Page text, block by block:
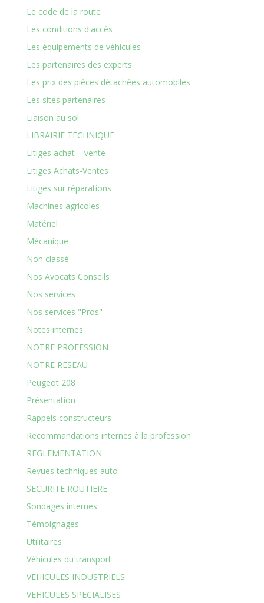
Le code de la route
Les conditions d'accès
Les équipements de véhicules
Les partenaires des experts
Les prix des pièces détachées automobiles
Les sites partenaires
Liaison au sol
LIBRAIRIE TECHNIQUE
Litiges achat – vente
Litiges Achats-Ventes
Litiges sur réparations
Machines agricoles
Matériel
Mécanique
Non classé
Nos Avocats Conseils
Nos services
Nos services "Pros"
Notes internes
NOTRE PROFESSION
NOTRE RESEAU
Peugeot 208
Présentation
Rappels constructeurs
Recommandations internes à la profession
REGLEMENTATION
Revues techniques auto
SECURITE ROUTIERE
Sondages internes
Témoignages
Utilitaires
Véhicules du transport
VEHICULES INDUSTRIELS
VEHICULES SPECIALISES